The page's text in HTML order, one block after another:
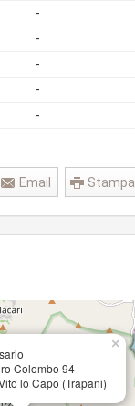
-
-
-
-
-
Stampa
Email
Colombo 94
lo Capo (Trapani)
×